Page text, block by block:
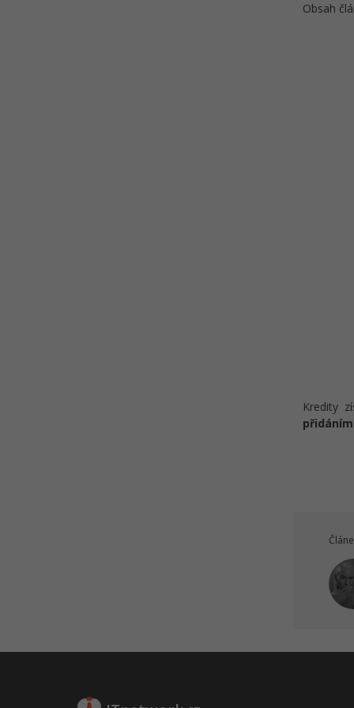
Obsah
Kredity